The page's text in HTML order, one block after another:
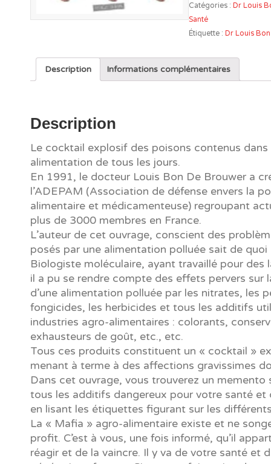
Cette
"bouffe"
qui
tue
!
Catégories :Dr Louis
Santé
Étiquette :Dr Louis
Description Informations complémentaires
Description
Le cocktail explosif des poisons contenus
alimentation de tous les jours.
En 1991, le docteur Louis Bon De Brouwer a
l’ADEPAM (Association de défense envers la
alimentaire et médicamenteuse) regroupant
plus de 3000 membres en France.
L’auteur de cet ouvrage, conscient des
posés par une alimentation polluée sait de quoi
Biologiste moléculaire, ayant travaillé pour des
il a pu se rendre compte des effets pervers sur
d’une alimentation polluée par les nitrates, les
fongicides, les herbicides et tous les additifs
industries agro-alimentaires : colorants,
exhausteurs de goût, etc., etc.
Tous ces produits constituent un « cocktail »
menant à terme à des affections gravissimes
Dans cet ouvrage, vous trouverez un memento
tous les additifs dangereux pour votre santé et
en lisant les étiquettes figurant sur les
La « Mafia » agro-alimentaire existe et ne
profit. C’est à vous, une fois informé, qu’il
réagir et de la vaincre. Il y va de votre santé et